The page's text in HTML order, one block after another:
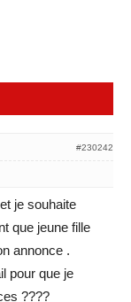
#230242
je souhaite
que jeune fille
annonce .
pour que je
????